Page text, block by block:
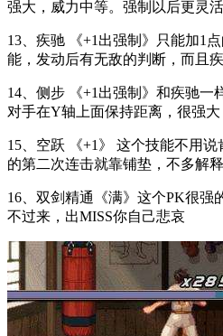
强大，威力中等。强制以后更灵
13、疾驰 《+1出强制》只能加1
能，发动后有无敌的判断，而且
14、侧步 《+1出强制》和疾驰一
对手在Y轴上面保持距离，很强大
15、空跃 《+1》 这个技能不用
的第二次连击就靠铺垫，不多解
16、双剑精通《满》这个PK很强
不过来，出MISS你自己悲哀